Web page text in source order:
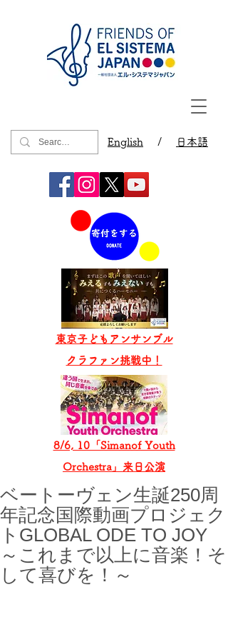
English / 日本語
8/6, 10「Simanof Youth
Orchestra」来日公演
東京子どもアンサンブル
​クラファン挑戦中！
ベートーヴェン生誕250周
年記念国際動画プロジェク
トGLOBAL ODE TO JOY
～これまで以上に音楽！そ
して喜びを！～